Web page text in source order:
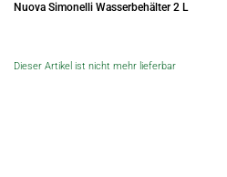
Nuova Simonelli Wasserbehälter 2 L
Dieser Artikel ist nicht mehr lieferbar